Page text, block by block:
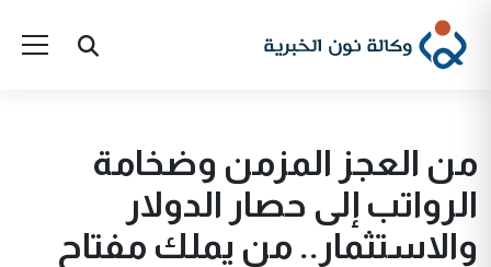
من العجز المزمن وضخامة
الرواتب إلى حصار الدولار
والاستثمار.. من يملك مفتاح